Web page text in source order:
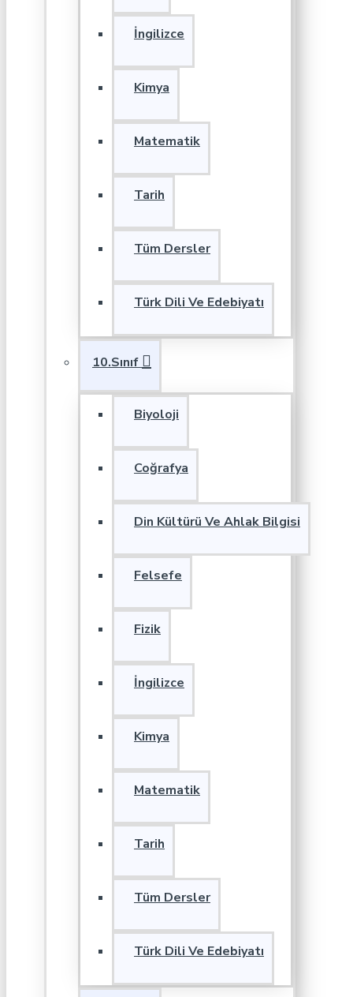
İngilizce
Kimya
Matematik
Tarih
Tüm Dersler
Türk Dili Ve Edebiyatı
10.Sınıf
Biyoloji
Coğrafya
Din Kültürü Ve Ahlak Bilgisi
Felsefe
Fizik
İngilizce
Kimya
Matematik
Tarih
Tüm Dersler
Türk Dili Ve Edebiyatı